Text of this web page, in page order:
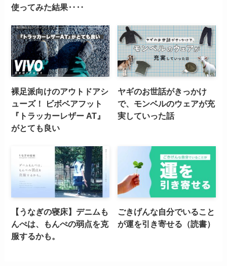
使ってみた結果‥‥
裸足派向けのアウトドアシ
ューズ！ ビボベアフット
『トラッカーレザー AT』
がとても良い
ヤギのお世話がきっかけ
で、モンベルのウェアが充
実していった話
【うなぎの寝床】デニムも
んぺは、もんぺの弱点を克
服するかも。
ごきげんな自分でいること
が運を引き寄せる（読書）